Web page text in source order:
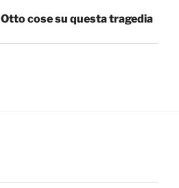
Otto cose su questa tragedia